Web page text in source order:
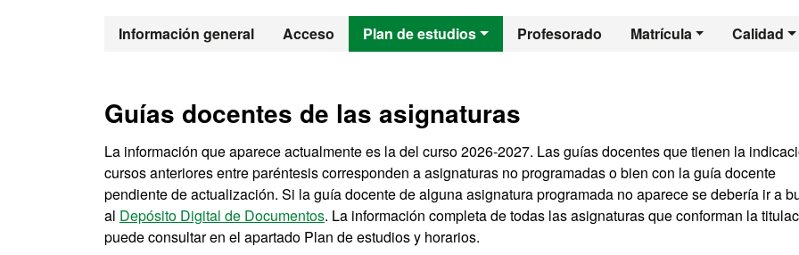
Información general Acceso Plan de estudios Profesorado Matrícula Calidad
Grado en Química
Guías docentes de las asignaturas
La información que aparece actualmente es la del curso 2026-2027. Las guías docentes que tienen la
cursos anteriores entre paréntesis corresponden a asignaturas no programadas o bien con la guía docente
pendiente de actualización. Si la guía docente de alguna asignatura programada no aparece se debería ir a
al Depósito Digital de Documentos. La información completa de todas las asignaturas que conforman la
puede consultar en el apartado Plan de estudios y horarios.